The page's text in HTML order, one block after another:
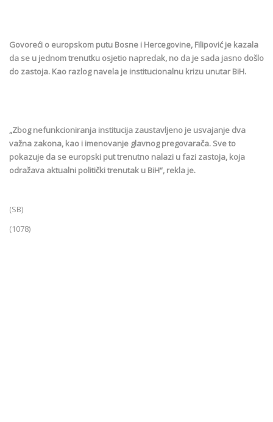
Govoreći o europskom putu Bosne i Hercegovine, Filipović je kazala
da se u jednom trenutku osjetio napredak, no da je sada jasno došlo
do zastoja. Kao razlog navela je institucionalnu krizu unutar BiH.
„Zbog nefunkcioniranja institucija zaustavljeno je usvajanje dva
važna zakona, kao i imenovanje glavnog pregovarača. Sve to
pokazuje da se europski put trenutno nalazi u fazi zastoja, koja
odražava aktualni politički trenutak u BiH“, rekla je.
(SB)
(1078)